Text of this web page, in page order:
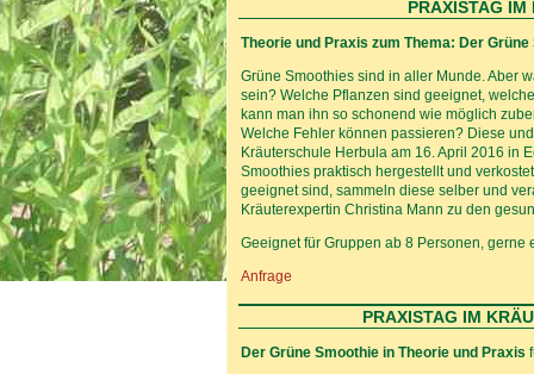
PRAXISTAG
Theorie und Praxis zum Thema: Der Grüne
Grüne Smoothies sind in aller Munde. Aber
sein? Welche Pflanzen sind geeignet,
kann man ihn so schonend wie möglich
Welche Fehler können passieren? Diese
Kräuterschule Herbula am 16. April 2016 in
Smoothies praktisch hergestellt und
geeignet sind, sammeln diese selber und
Kräuterexpertin Christina Mann zu den
Geeignet für Gruppen ab 8 Personen,
Anfrage
PRAXISTAG IM
Der Grüne Smoothie in Theorie und Praxis